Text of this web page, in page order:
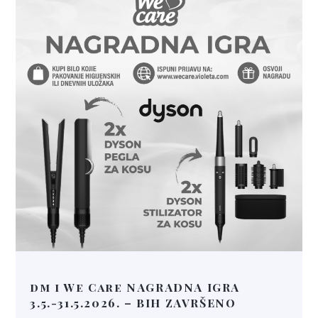
dm i We Care NAGRADNA IGRA
3.5.-31.5.2026. – BIH ZAVRŠENO